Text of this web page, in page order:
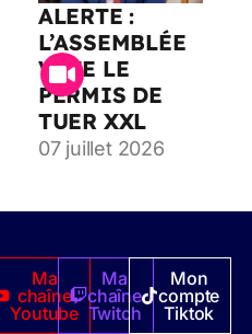
ALERTE :
L’ASSEMBLÉE
VOTE LE
PERMIS DE
TUER XXL
07 juillet 2026
Ma
chaîne
Youtube
Ma
chaîne
Twitch
Mon
compte
Tiktok